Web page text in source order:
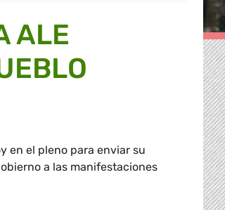
ALE
en el pleno para enviar su
a las manifestaciones